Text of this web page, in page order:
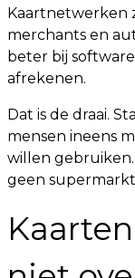
Kaartnetwerken
merchants en
beter bij
afrekenen.
Dat is de draai.
mensen ineens
willen
geen